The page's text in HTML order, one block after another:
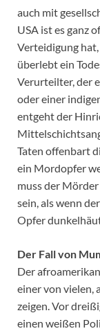
auch mit
USA ist es ganz
Verteidigung
überlebt ein
Verurteilter, der
oder einer
entgeht der
Taten offenbart
ein Mordopfer
muss der
sein, als wenn
Opfer
Der Fall von
Der
einer von vielen,
zeigen. Vor
einen weißen